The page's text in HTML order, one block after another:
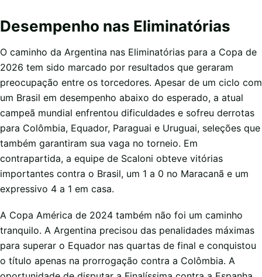
Desempenho nas Eliminatórias
O caminho da Argentina nas Eliminatórias para a Copa de
2026 tem sido marcado por resultados que geraram
preocupação entre os torcedores. Apesar de um ciclo com
um Brasil em desempenho abaixo do esperado, a atual
campeã mundial enfrentou dificuldades e sofreu derrotas
para Colômbia, Equador, Paraguai e Uruguai, seleções que
também garantiram sua vaga no torneio. Em
contrapartida, a equipe de Scaloni obteve vitórias
importantes contra o Brasil, um 1 a 0 no Maracanã e um
expressivo 4 a 1 em casa.
A Copa América de 2024 também não foi um caminho
tranquilo. A Argentina precisou das penalidades máximas
para superar o Equador nas quartas de final e conquistou
o título apenas na prorrogação contra a Colômbia. A